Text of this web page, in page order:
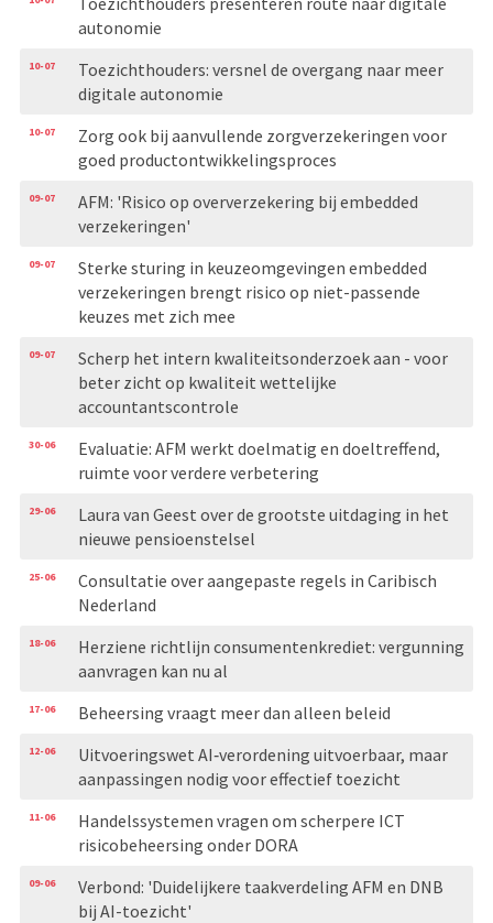
autonomie
10-07
Toezichthouders: versnel de overgang naar meer
digitale autonomie
10-07
Zorg ook bij aanvullende zorgverzekeringen voor
goed productontwikkelingsproces
09-07
AFM: 'Risico op oververzekering bij embedded
verzekeringen'
09-07
Sterke sturing in keuzeomgevingen embedded
verzekeringen brengt risico op niet-passende
keuzes met zich mee
09-07
Scherp het intern kwaliteitsonderzoek aan - voor
beter zicht op kwaliteit wettelijke
accountantscontrole
30-06
Evaluatie: AFM werkt doelmatig en doeltreffend,
ruimte voor verdere verbetering
29-06
Laura van Geest over de grootste uitdaging in het
nieuwe pensioenstelsel
25-06
Consultatie over aangepaste regels in Caribisch
Nederland
18-06
Herziene richtlijn consumentenkrediet: vergunning
aanvragen kan nu al
17-06 Beheersing vraagt meer dan alleen beleid
12-06
Uitvoeringswet AI‑verordening uitvoerbaar, maar
aanpassingen nodig voor effectief toezicht
11-06
Handelssystemen vragen om scherpere ICT
risicobeheersing onder DORA
09-06
Verbond: 'Duidelijkere taakverdeling AFM en DNB
bij AI-toezicht'